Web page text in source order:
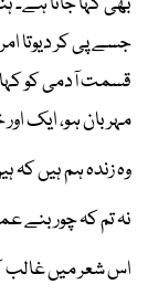
جسے پی کر دیوتا
قسمت آدمی کو
مہربان ہو، ایک
وہ زندہ ہم ہیں
نہ تم کہ چور بنے
اس شعر میں غالب